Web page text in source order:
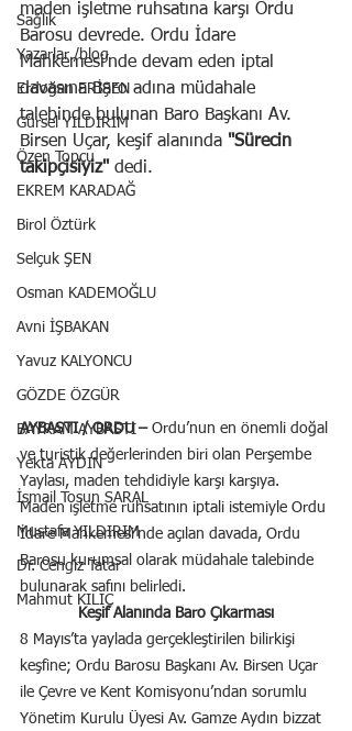
Sağlık
Yazarlar /blog
Erdoğan ERİŞEN
Gürsel YILDIRIM
Özen Topçu
EKREM KARADAĞ
Birol Öztürk
Selçuk ŞEN
Osman KADEMOĞLU
Avni İŞBAKAN
Yavuz KALYONCU
GÖZDE ÖZGÜR
BAYRAM AYBASTI
Yekta AYDIN
İsmail Tosun SARAL
Mustafa YILDIRIM
Dr. Cengiz Tatar
Mahmut KILIÇ
maden işletme ruhsatına karşı Ordu
Barosu devrede. Ordu İdare
Mahkemesi’nde devam eden iptal
davasına Baro adına müdahale
talebinde bulunan Baro Başkanı Av.
Birsen Uçar, keşif alanında "Sürecin
takipçisiyiz" dedi.
AYBASTI / ORDU – Ordu’nun en önemli doğal
ve turistik değerlerinden biri olan Perşembe
Yaylası, maden tehdidiyle karşı karşıya.
Maden işletme ruhsatının iptali istemiyle Ordu
İdare Mahkemesi’nde açılan davada, Ordu
Barosu kurumsal olarak müdahale talebinde
bulunarak safını belirledi.
Keşif Alanında Baro Çıkarması
8 Mayıs’ta yaylada gerçekleştirilen bilirkişi
keşfine; Ordu Barosu Başkanı Av. Birsen Uçar
ile Çevre ve Kent Komisyonu’ndan sorumlu
Yönetim Kurulu Üyesi Av. Gamze Aydın bizzat